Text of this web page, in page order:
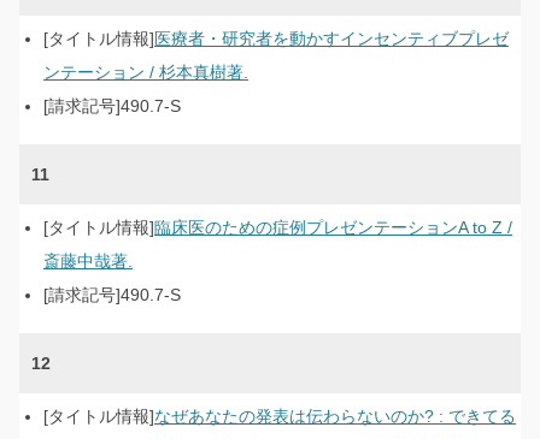
医療者・研究者を動かすインセンティブプレゼ
ンテーション / 杉本真樹著.
490.7-S
11
臨床医のための症例プレゼンテーションA to Z /
斎藤中哉著.
490.7-S
12
なぜあなたの発表は伝わらないのか? : できてる